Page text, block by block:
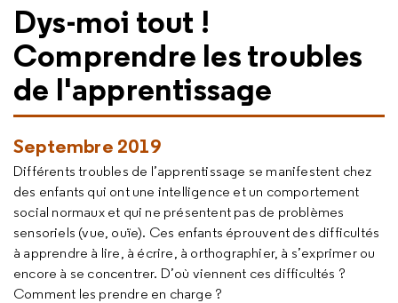
Dys-moi tout !
Comprendre les troubles
de l'apprentissage
Septembre 2019
Différents troubles de l’apprentissage se manifestent chez
des enfants qui ont une intelligence et un comportement
social normaux et qui ne présentent pas de problèmes
sensoriels (vue, ouïe). Ces enfants éprouvent des difficultés
à apprendre à lire, à écrire, à orthographier, à s’exprimer ou
encore à se concentrer. D’où viennent ces difficultés ?
Comment les prendre en charge ?